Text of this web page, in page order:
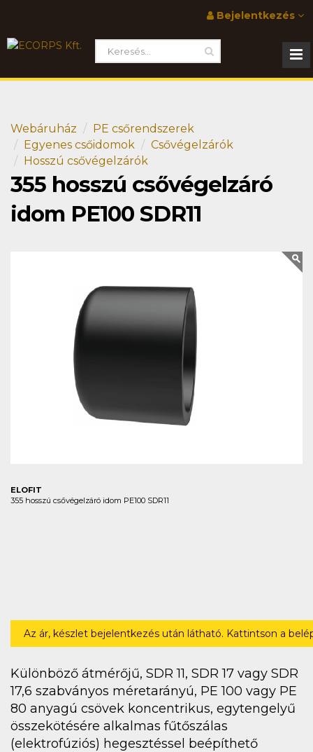
Bejelentkezés
Webáruház
PE csőrendszerek
Egyenes csőidomok
Csővégelzárók
Hosszú csővégelzárók
355 hosszú csővégelzáró
idom PE100 SDR11
ELOFIT
355 hosszú csővégelzáró idom PE100 SDR11
Az ár, készlet bejelentkezés után látható. Kattintson a
Különböző átmérőjű, SDR 11, SDR 17 vagy SDR
17,6 szabványos méretarányú, PE 100 vagy PE
80 anyagú csövek koncentrikus, egytengelyű
összekötésére alkalmas fűtőszálas
(elektrofúziós) hegesztéssel beépíthető